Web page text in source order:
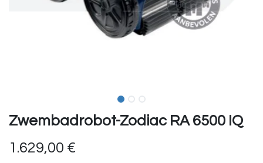
Zwembadrobot-Zodiac RA 6500 IQ
1.629,00 €